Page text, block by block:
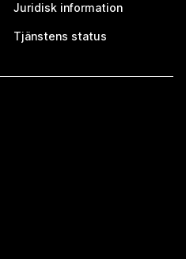
Juridisk information
Tjänstens status